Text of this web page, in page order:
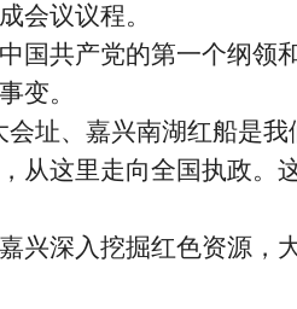
会议议程。
共产党的第一个纲领和
变。
会址、嘉兴南湖红船是我
从这里走向全国执政。
深入挖掘红色资源，